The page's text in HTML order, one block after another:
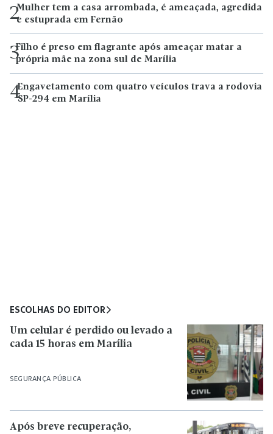
2Mulher tem a casa arrombada, é ameaçada, agredida
e estuprada em Fernão
3Filho é preso em flagrante após ameaçar matar a
própria mãe na zona sul de Marília
4Engavetamento com quatro veículos trava a rodovia
SP-294 em Marília
ESCOLHAS DO EDITOR
SEGURANÇA PÚBLICA
Um celular é perdido ou levado a
cada 15 horas em Marília
Após breve recuperação,